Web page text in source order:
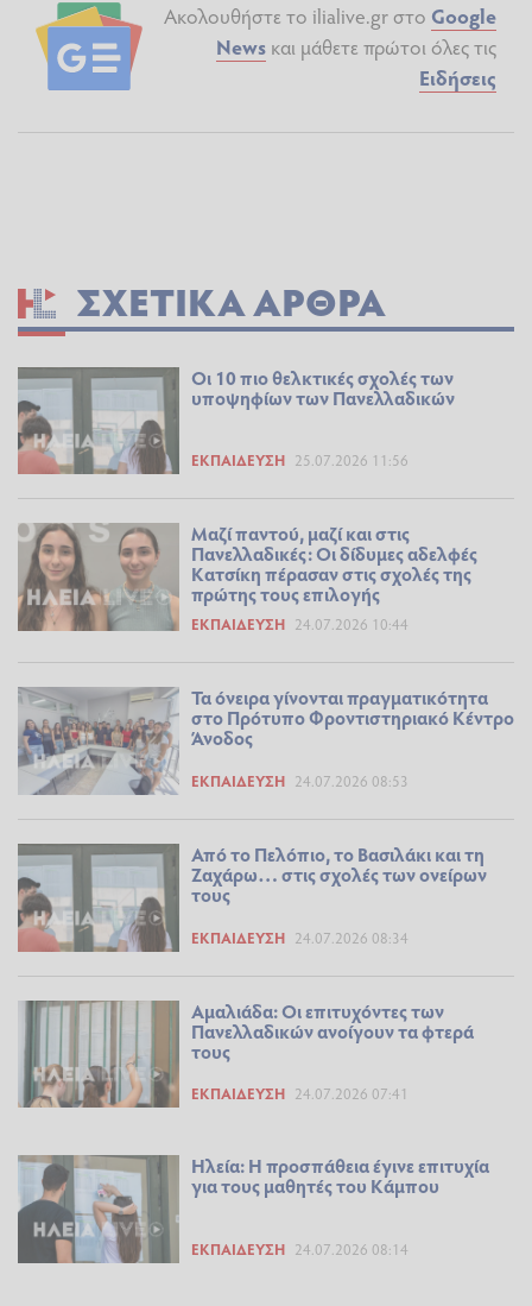
Ακολουθήστε το ilialive.gr στο Google
News και μάθετε πρώτοι όλες τις
Ειδήσεις
ΣΧΕΤΙΚΆ ΆΡΘΡΑ
Οι 10 πιο θελκτικές σχολές των
υποψηφίων των Πανελλαδικών
ΕΚΠΑΊΔΕΥΣΗ 25.07.2026 11:56
Μαζί παντού, μαζί και στις
Πανελλαδικές: Οι δίδυμες αδελφές
Κατσίκη πέρασαν στις σχολές της
πρώτης τους επιλογής
ΕΚΠΑΊΔΕΥΣΗ 24.07.2026 10:44
Τα όνειρα γίνονται πραγματικότητα
στο Πρότυπο Φροντιστηριακό Κέντρο
Άνοδος
ΕΚΠΑΊΔΕΥΣΗ 24.07.2026 08:53
Από το Πελόπιο, το Βασιλάκι και τη
Ζαχάρω… στις σχολές των ονείρων
τους
ΕΚΠΑΊΔΕΥΣΗ 24.07.2026 08:34
Αμαλιάδα: Οι επιτυχόντες των
Πανελλαδικών ανοίγουν τα φτερά
τους
ΕΚΠΑΊΔΕΥΣΗ 24.07.2026 07:41
Ηλεία: Η προσπάθεια έγινε επιτυχία
για τους μαθητές του Κάμπου
ΕΚΠΑΊΔΕΥΣΗ 24.07.2026 08:14